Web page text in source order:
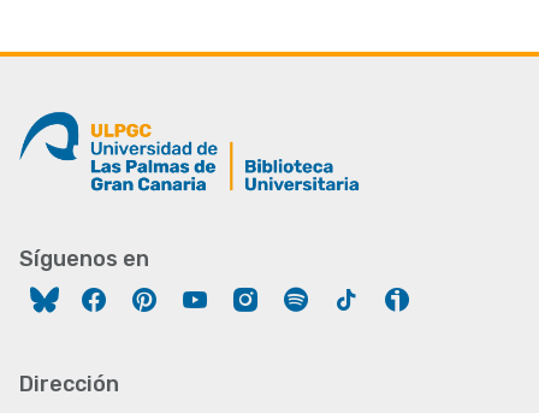
Síguenos en
FacebookPinterestYouTubeInstagram
Spotify Tiktok
Dirección